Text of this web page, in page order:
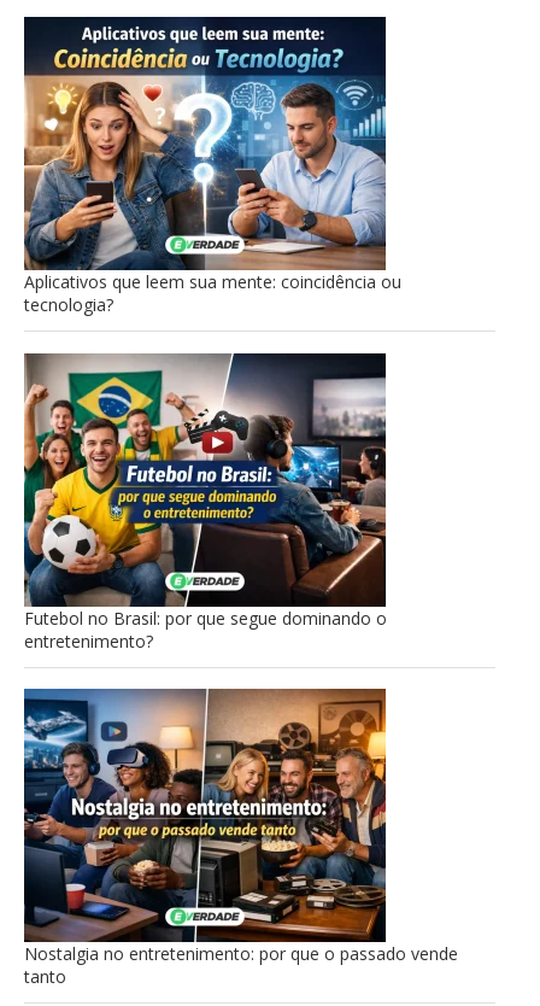
Aplicativos que leem sua mente: coincidência ou
tecnologia?
Futebol no Brasil: por que segue dominando o
entretenimento?
Nostalgia no entretenimento: por que o passado vende
tanto